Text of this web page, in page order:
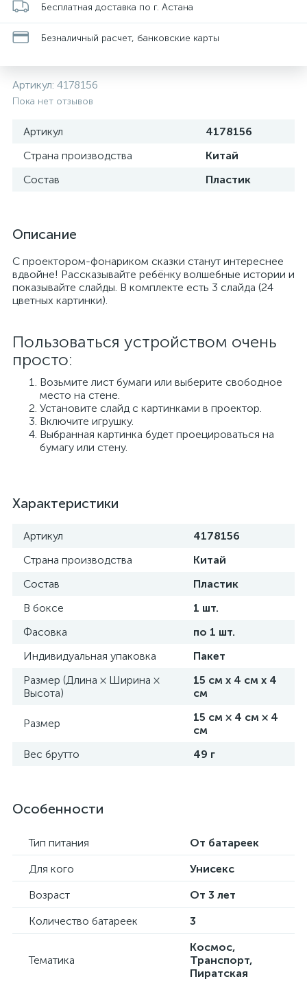
Бесплатная доставка по г. Астана
Безналичный расчет, банковские карты
Артикул: 4178156
Пока нет отзывов
Артикул
4178156
Страна производства
Китай
Состав
Пластик
Описание
С проектором-фонариком сказки станут интереснее
вдвойне! Рассказывайте ребёнку волшебные истории и
показывайте слайды. В комплекте есть 3 слайда (24
цветных картинки).
Пользоваться устройством очень
просто:
Возьмите лист бумаги или выберите свободное
место на стене.
Установите слайд с картинками в проектор.
Включите игрушку.
Выбранная картинка будет проецироваться на
бумагу или стену.
Характеристики
Артикул
4178156
Страна производства
Китай
Состав
Пластик
В боксе
1 шт.
Фасовка
по 1 шт.
Индивидуальная упаковка
Пакет
Размер (Длина × Ширина ×
Высота)
15 см х 4 см х 4
см
Размер
15 см × 4 см × 4
см
Вес брутто
49 г
Особенности
Тип питания
От батареек
Для кого
Унисекс
Возраст
От 3 лет
Количество батареек
3
Тематика
Космос,
Транспорт,
Пиратская